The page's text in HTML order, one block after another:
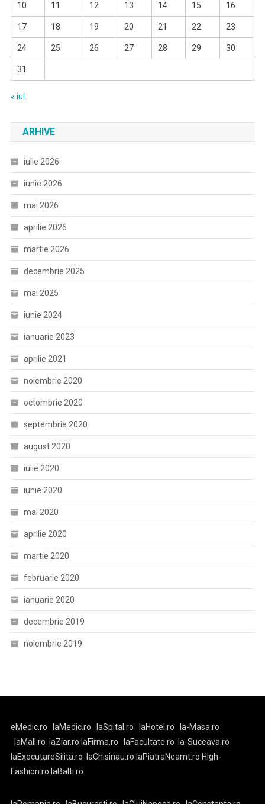
10 11 12 13 14 15 16
17 18 19 20 21 22 23
24 25 26 27 28 29 30
31
« iul.
ARHIVE
iulie 2026
iunie 2026
mai 2026
aprilie 2026
martie 2026
decembrie 2025
mai 2025
iunie 2024
ianuarie 2023
aprilie 2021
noiembrie 2020
octombrie 2020
septembrie 2020
august 2020
iulie 2020
iunie 2020
mai 2020
aprilie 2020
martie 2020
februarie 2020
ianuarie 2020
decembrie 2019
noiembrie 2019
eMedic.ro laMedic.ro laSpital.ro laHotel.ro
la-Masa.ro
laMall.ro
laZiar.ro laFirma.ro laFacultate.ro
la-Suceava.ro
laExecutareSilita.ro
laChisinau.ro laPiatraNeamt.ro High-
Fashion.ro laBalti.ro